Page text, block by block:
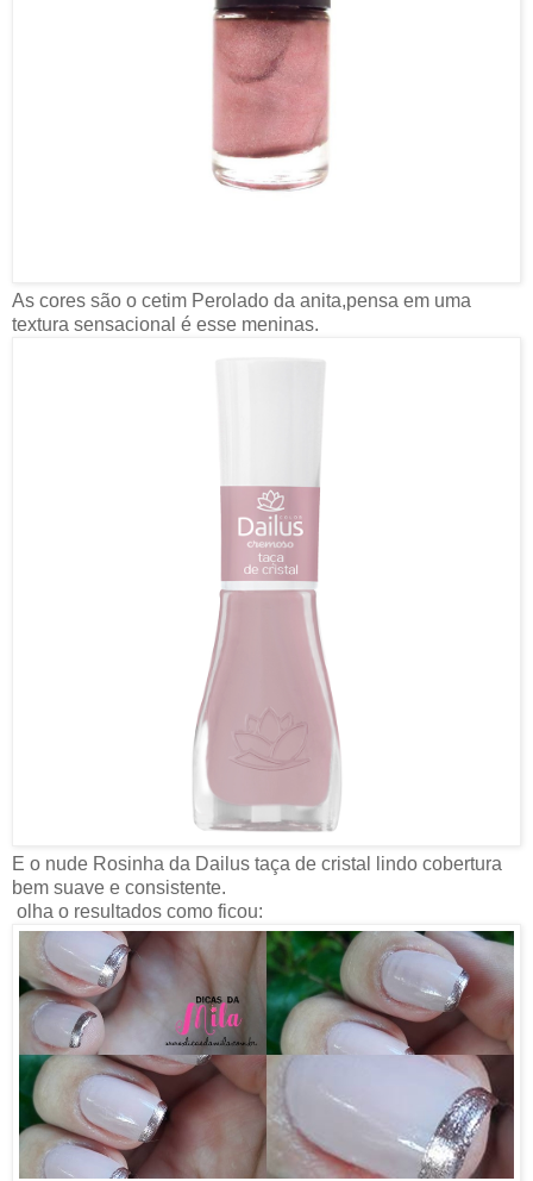
As cores são o cetim Perolado da anita,pensa em uma
textura sensacional é esse meninas.
E o nude Rosinha da Dailus taça de cristal lindo cobertura
bem suave e consistente.
olha o resultados como ficou: